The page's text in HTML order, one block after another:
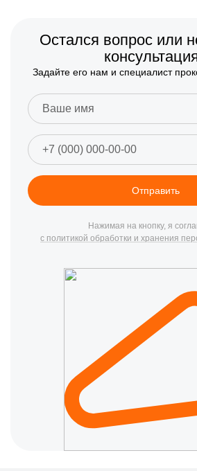
🔧 Какие работы
модели Acer ремонтируем
CanDo берётся за ремонт ноутбуков
Aspire серии 5, 7 и выше, компактные
TravelMate, ультратонкие Swift и
Устраняем неисправности питания,
питания и USB, сбои с клавиатурой и
дисплеем и его подсветкой, ошибки
охлаждения, зависания и медленную
ноутбуков Acer в Санкт-Петербурге
(чистка, проверка контактов,
и стоимость согласуются заранее, без
Если неудобно везить ноутбук через
формат. Ремонт ноутбуков Acer на дому
позволяет провести диагностику и
необходимости организовать доставку в
⭐ Преимущества ремонта
Асер в CanDo СПб
Диагностика бесплатно
— при
ноутбуков Acer вы не оплачиваете
причин неисправности.
Гарантия до 3 лет
Остался вопрос или
Задайте его нам и специалист
Отправить
Нажимая на кнопку, я
с политикой обработки и хранения